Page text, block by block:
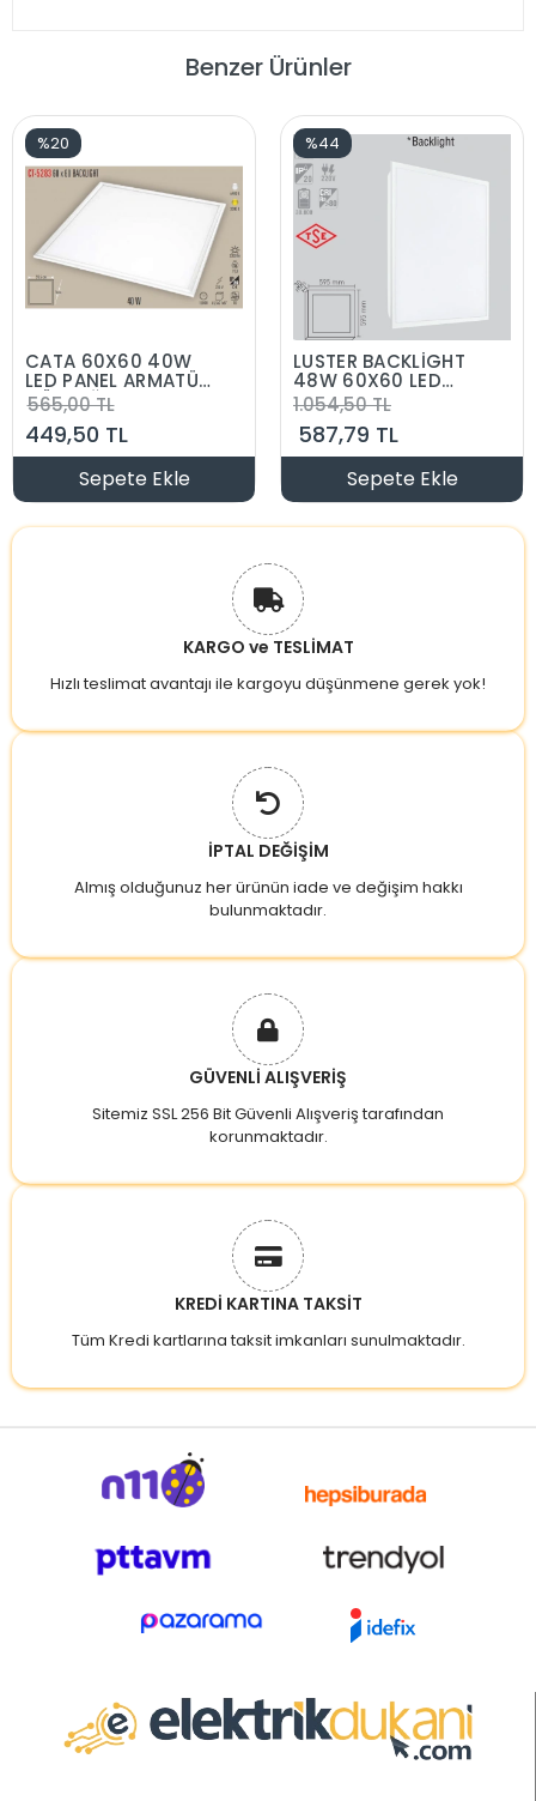
Benzer Ürünler
%20
CATA 60X60 40W
LED PANEL ARMATÜR
GÜNIŞIĞI 3500K
565,00 TL
449,50 TL
Sepete Ekle
%44
LUSTER BACKLİGHT
48W 60X60 LED
PANEL ILIK BEYAZ
4000K
1.054,50 TL
587,79 TL
Sepete Ekle
KARGO ve TESLİMAT
Hızlı teslimat avantajı ile kargoyu düşünmene gerek yok!
İPTAL DEĞİŞİM
Almış olduğunuz her ürünün iade ve değişim hakkı
bulunmaktadır.
GÜVENLİ ALIŞVERİŞ
Sitemiz SSL 256 Bit Güvenli Alışveriş tarafından
korunmaktadır.
KREDİ KARTINA TAKSİT
Tüm Kredi kartlarına taksit imkanları sunulmaktadır.